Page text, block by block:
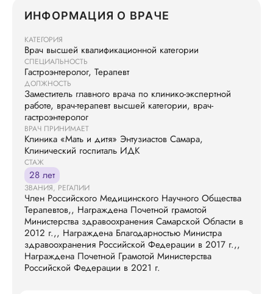
ИНФОРМАЦИЯ О ВРАЧЕ
КАТЕГОРИЯ
Врач высшей квалификационной категории
СПЕЦИАЛЬНОСТЬ
Гастроэнтеролог, Терапевт
ДОЛЖНОСТЬ
Заместитель главного врача по клинико-экспертной
работе, врач-терапевт высшей категории, врач-
гастроэнтеролог
ВРАЧ ПРИНИМАЕТ
Клиника «Мать и дитя» Энтузиастов Самара,
Клинический госпиталь ИДК
СТАЖ
28 лет
ЗВАНИЯ, РЕГАЛИИ
Член Российского Медицинского Научного Общества
Терапевтов,, Награждена Почетной грамотой
Министерства здравоохранения Самарской Области в
2012 г.,, Награждена Благодарностью Министра
здравоохранения Российской Федерации в 2017 г.,,
Награждена Почетной Грамотой Министерства
Российской Федерации в 2021 г.